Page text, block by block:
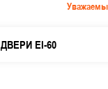
ДВЕРИ EI-60